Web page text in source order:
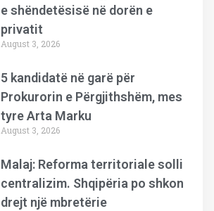
e shëndetësisë në dorën e
privatit
August 3, 2026
5 kandidatë në garë për
Prokurorin e Përgjithshëm, mes
tyre Arta Marku
August 3, 2026
Malaj: Reforma territoriale solli
centralizim. Shqipëria po shkon
drejt një mbretërie